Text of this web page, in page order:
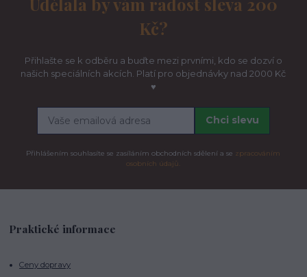
Kč?
Přihlašte se k odběru a buďte mezi prvními, kdo se dozví o
našich speciálních akcích. Platí pro objednávky nad 2000 Kč
♥
Chci slevu
Přihlášením souhlasíte se zasíláním obchodních sdělení a se zpracováním
osobních údajů.
Praktické informace
Ceny dopravy